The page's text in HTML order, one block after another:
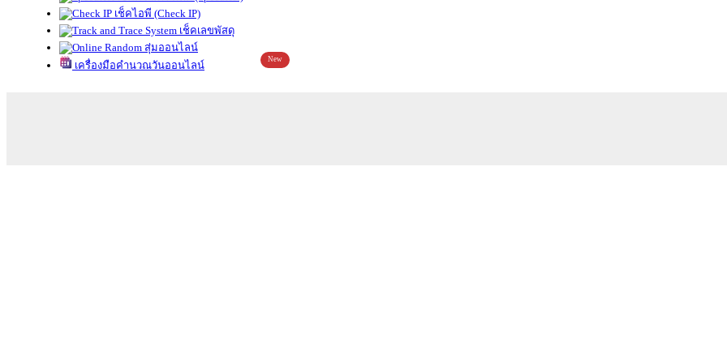
เช็คไอพี (Check IP)
เช็คเลขพัสดุ
สุ่มออนไลน์
เครื่องมือคำนวณวันออนไลน์
New